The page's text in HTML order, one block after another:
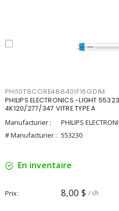
PHI10T8CORE48840IF16GDIM
PHILIPS ELECTRONICS -LIGHT
4K120/277/347 VITRE TYPE A
Manufacturier :
PHILIPS
# Manufacturier : 553230
En inventaire
Prix 8,00 $ / ch